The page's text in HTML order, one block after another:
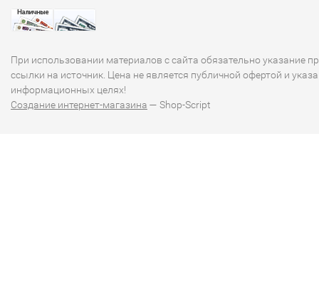
При использовании материалов с сайта обязательно указание
ссылки на источник. Цена не является публичной офертой и
информационных целях!
Создание интернет-магазина — Shop-Script